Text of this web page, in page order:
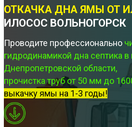
ОТКАЧКА ДНА ЯМЫ ОТ
ИЛОСОС ВОЛЬНОГОРСК
Проводите профессионально
гидродинамикой дна септика в
Днепропетровской области,
прочистка труб от 50 мм до
выкачку ямы на 1-3 годы!